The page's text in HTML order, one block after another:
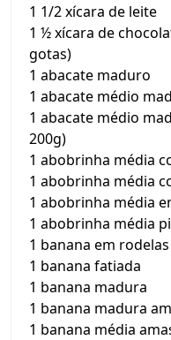
1 1/2 xícara de leite
1 ½ xícara de
gotas)
1 abacate maduro
1 abacate médio
1 abacate médio
200g)
1 abobrinha média
1 abobrinha média
1 abobrinha média
1 abobrinha média
1 banana em
1 banana fatiada
1 banana madura
1 banana madura
1 banana média